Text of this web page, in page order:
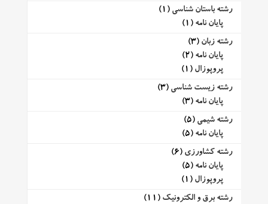
رشته باستان شناسی (1)
پایان نامه (1)
رشته زبان (3)
پایان نامه (2)
پروپوزال (1)
رشته زیست شناسی (3)
پایان نامه (3)
رشته شیمی (5)
پایان نامه (5)
رشته کشاورزی (6)
پایان نامه (5)
پروپوزال (1)
رشته برق و الکترونیک (11)